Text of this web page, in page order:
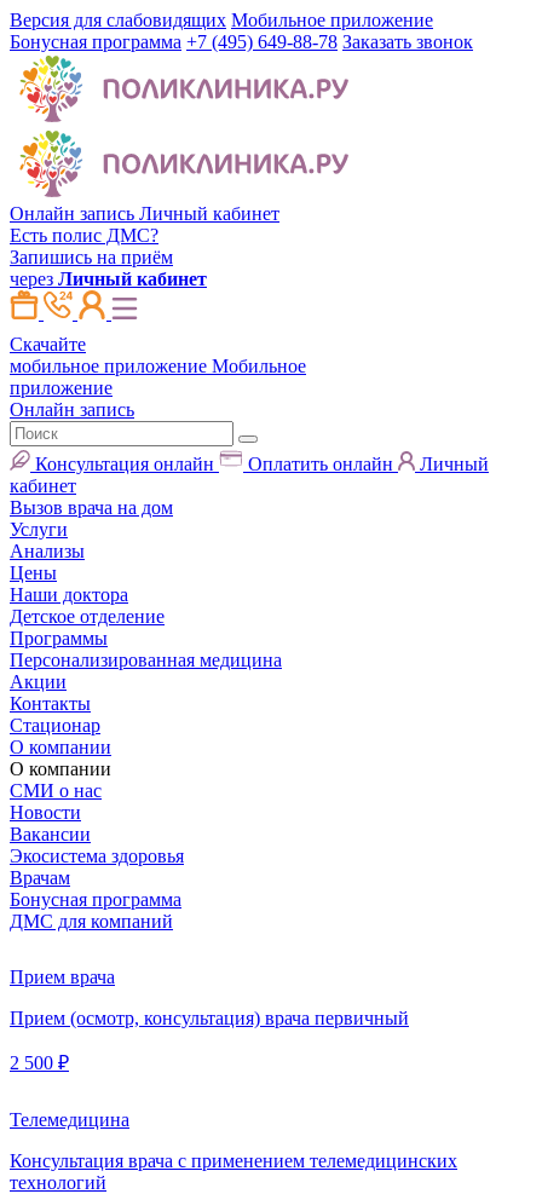
Версия для слабовидящих Мобильное приложение
Бонусная программа +7 (495) 649-88-78 Заказать звонок
Онлайн запись Личный кабинет
Есть полис ДМС?
Запишись на приём
через Личный кабинет
Скачайте
мобильное приложение Мобильное
приложение
Онлайн запись
Консультация онлайн Оплатить онлайн
Личный
кабинет
Вызов врача на дом
Услуги
Анализы
Цены
Наши доктора
Детское отделение
Программы
Персонализированная медицина
Акции
Контакты
Стационар
О компании
О компании
СМИ о нас
Новости
Вакансии
Экосистема здоровья
Врачам
Бонусная программа
ДМС для компаний
Прием врача
Прием (осмотр, консультация) врача первичный
2 500 ₽
Телемедицина
Консультация врача с применением телемедицинских
технологий